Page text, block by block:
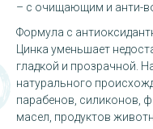
– с очищающим и анти-
Формула с
Цинка уменьшает
гладкой и прозрачной.
натурального
парабенов, силиконов,
масел, продуктов